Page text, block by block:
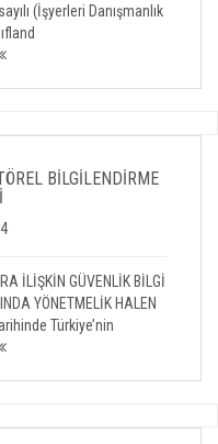
(İşyerleri Danışmanlık
BİLGİLENDİRME
İLİŞKİN GÜVENLİK BİLGİ
YÖNETMELİK HALEN
Türkiye’nin